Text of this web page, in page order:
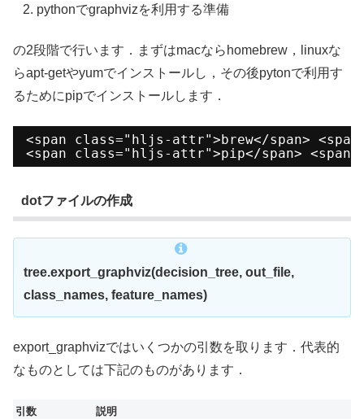
pythonでgraphvizを利用する準備
の2段階で行います．まずはmacならhomebrew，linuxな
らapt-getやyumでインストールし，その後pytonで利用す
るためにpipでインストールします．
<span class="hljs-attr">brew</span>
<span class="hljs-attr">pip</span>
dotファイルの作成
tree.export_graphviz(decision_tree, out_file,
class_names, feature_names)
export_graphvizではいくつかの引数を取ります．代表的
なものとしては下記のものがあります．
引数
説明